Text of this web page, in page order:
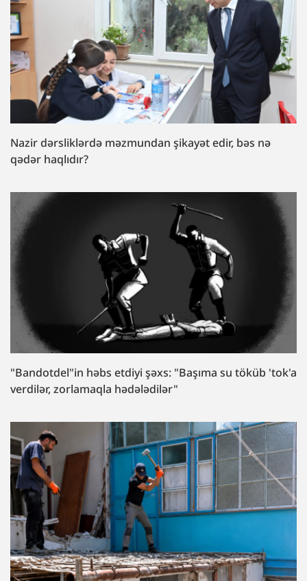
Nazir dərsliklərdə məzmundan şikayət edir, bəs nə
qədər haqlıdır?
"Bandotdel"in həbs etdiyi şəxs: "Başıma su töküb 'tok'a
verdilər, zorlamaqla hədələdilər"